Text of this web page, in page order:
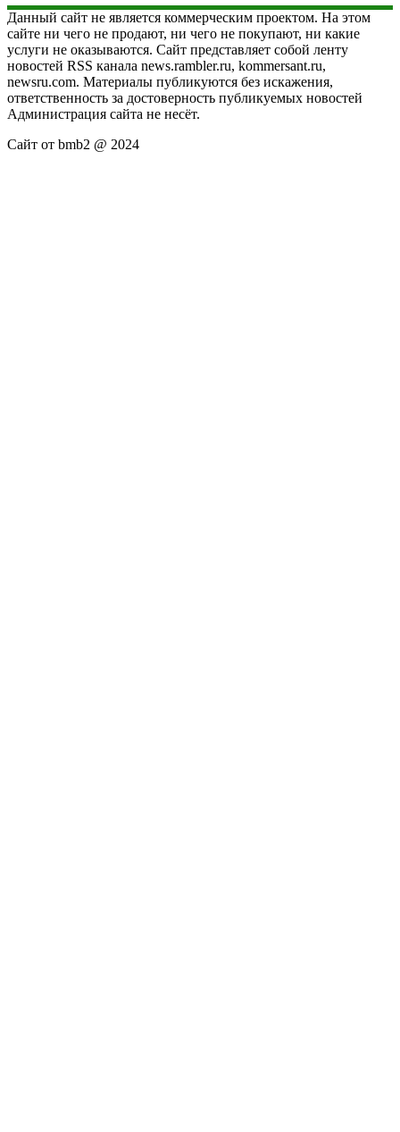
Данный сайт не является коммерческим проектом. На этом
сайте ни чего не продают, ни чего не покупают, ни какие
услуги не оказываются. Сайт представляет собой ленту
новостей RSS канала news.rambler.ru, kommersant.ru,
newsru.com. Материалы публикуются без искажения,
ответственность за достоверность публикуемых новостей
Администрация сайта не несёт.
Сайт от bmb2 @ 2024